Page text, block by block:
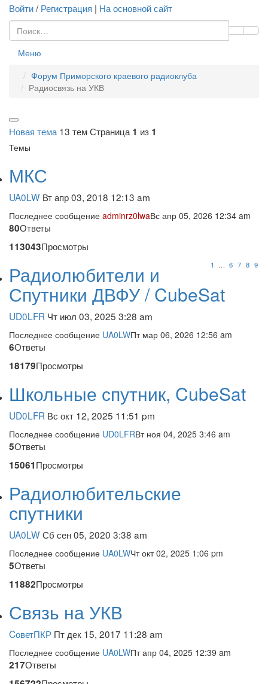
Войти/Регистрация | На основной сайт
Меню
Форум Приморского краевого радиоклуба
Радиосвязь на УКВ
Новая тема 13 темСтраница 1 из 1
Темы
МКС
UA0LW Вт апр 03, 2018 12:13 am
Последнее сообщение adminrz0lwaВс апр 05, 2026 12:34 am
80Ответы
113043Просмотры
1 … 6 7 8 9
Радиолюбители и
Спутники ДВФУ / CubeSat
UD0LFR Чт июл 03, 2025 3:28 am
Последнее сообщение UA0LWПт мар 06, 2026 12:56 am
6Ответы
18179Просмотры
Школьные спутник, CubeSat
UD0LFR Вс окт 12, 2025 11:51 pm
Последнее сообщение UD0LFRВт ноя 04, 2025 3:46 am
5Ответы
15061Просмотры
Радиолюбительские
спутники
UA0LWСб сен 05, 2020 3:38 am
Последнее сообщение UA0LWЧт окт 02, 2025 1:06 pm
5Ответы
11882Просмотры
Связь на УКВ
CоветПКР Пт дек 15, 2017 11:28 am
Последнее сообщение UA0LWПт апр 04, 2025 12:39 am
217Ответы